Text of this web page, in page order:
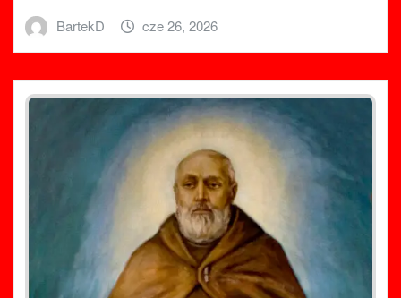
BartekD cze 26, 2026